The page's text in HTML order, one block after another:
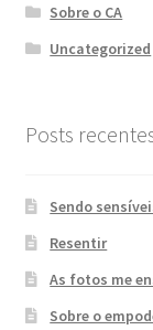
Sobre o CA
Uncategorized
Posts
Sendo
Resentir
As fotos me
Sobre o